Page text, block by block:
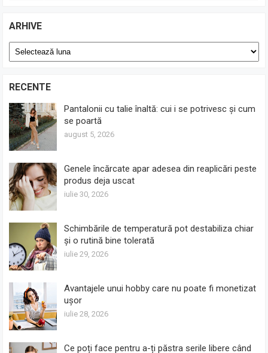
ARHIVE
Arhive
RECENTE
Pantalonii cu talie înaltă: cui i se potrivesc și cum
se poartă
august 5, 2026
Genele încărcate apar adesea din reaplicări peste
produs deja uscat
iulie 30, 2026
Schimbările de temperatură pot destabiliza chiar
și o rutină bine tolerată
iulie 29, 2026
Avantajele unui hobby care nu poate fi monetizat
ușor
iulie 28, 2026
Ce poți face pentru a-ți păstra serile libere când